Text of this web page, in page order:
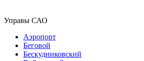
Управы САО
Аэропорт
Беговой
Бескудниковский